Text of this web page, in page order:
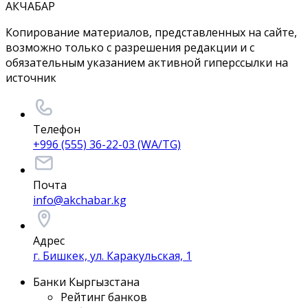
АКЧАБАР
Копирование материалов, представленных на сайте,
возможно только с разрешения редакции и с
обязательным указанием активной гиперссылки на
источник
Телефон
+996 (555) 36-22-03 (WA/TG)
Почта
info@akchabar.kg
Адрес
г. Бишкек, ул. Каракульская, 1
Банки Кыргызстана
Рейтинг банков